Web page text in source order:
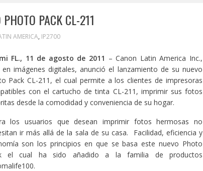
PACK CL-211
AMERICA, IP2700
FL., 11 de agosto de 2011 – Canon Latin America Inc.,
en imágenes digitales, anunció el lanzamiento de su nuevo
Pack CL-211, el cual permite a los clientes de impresoras
con el cartucho de tinta CL-211, imprimir sus fotos
desde la comodidad y conveniencia de su hogar.
los usuarios que desean imprimir fotos hermosas no
ir más allá de la sala de su casa. Facilidad, eficiencia y
son los principios en que se basa este nuevo Photo
el cual ha sido añadido a la familia de productos